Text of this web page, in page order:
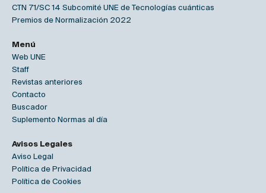
CTN 71/SC 14 Subcomité UNE de Tecnologías cuánticas
Premios de Normalización 2022
Menú
Web UNE
Staff
Revistas anteriores
Contacto
Buscador
Suplemento Normas al día
Avisos Legales
Aviso Legal
Política de Privacidad
Política de Cookies